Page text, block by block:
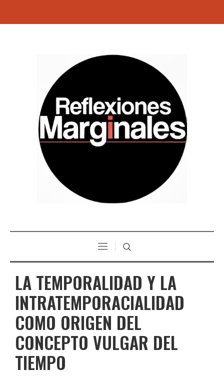
LA TEMPORALIDAD Y LA
INTRATEMPORACIALIDAD
COMO ORIGEN DEL
CONCEPTO VULGAR DEL
TIEMPO